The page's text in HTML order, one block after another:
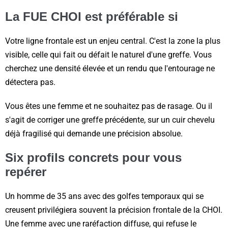
La FUE CHOI est préférable si
Votre ligne frontale est un enjeu central. C'est la zone la plus
visible, celle qui fait ou défait le naturel d'une greffe. Vous
cherchez une densité élevée et un rendu que l'entourage ne
détectera pas.
Vous êtes une femme et ne souhaitez pas de rasage. Ou il
s'agit de corriger une greffe précédente, sur un cuir chevelu
déjà fragilisé qui demande une précision absolue.
Six profils concrets pour vous
repérer
Un homme de 35 ans avec des golfes temporaux qui se
creusent privilégiera souvent la précision frontale de la CHOI.
Une femme avec une raréfaction diffuse, qui refuse le